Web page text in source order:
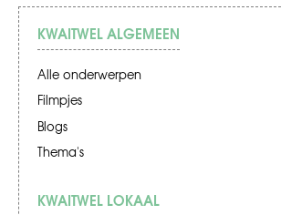
KWAITWEL ALGEMEEN
Alle onderwerpen
Filmpjes
Blogs
Thema's
KWAITWEL LOKAAL